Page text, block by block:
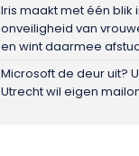
Iris maakt met één blik
onveiligheid van
en wint daarmee
Microsoft de deur uit?
Utrecht wil eigen